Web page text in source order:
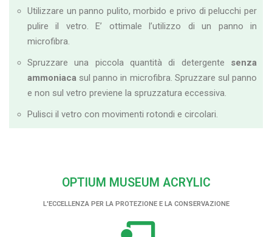
Utilizzare un panno pulito, morbido e privo di pelucchi per
pulire il vetro. E’ ottimale l’utilizzo di un panno in
microfibra.
Spruzzare una piccola quantità di detergente senza
ammoniaca sul panno in microfibra. Spruzzare sul panno
e non sul vetro previene la spruzzatura eccessiva.
Pulisci il vetro con movimenti rotondi e circolari.
OPTIUM MUSEUM ACRYLIC
L'ECCELLENZA PER LA PROTEZIONE E LA CONSERVAZIONE